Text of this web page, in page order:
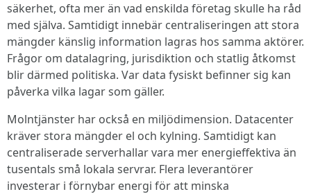
säkerhet, ofta mer än vad enskilda företag skulle ha råd
med själva. Samtidigt innebär centraliseringen att stora
mängder känslig information lagras hos samma aktörer.
Frågor om datalagring, jurisdiktion och statlig åtkomst
blir därmed politiska. Var data fysiskt befinner sig kan
påverka vilka lagar som gäller.
Molntjänster har också en miljödimension. Datacenter
kräver stora mängder el och kylning. Samtidigt kan
centraliserade serverhallar vara mer energieffektiva än
tusentals små lokala servrar. Flera leverantörer
investerar i förnybar energi för att minska